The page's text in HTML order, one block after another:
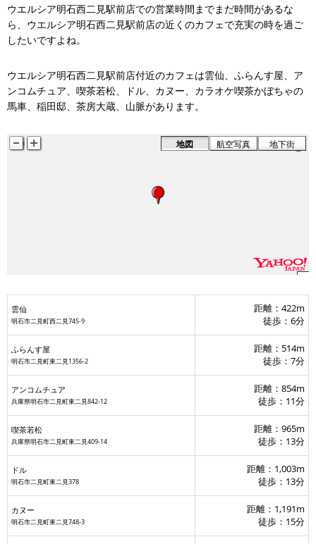
ウエルシア明石西二見駅前店での営業時間までまだ時間があるな
ら、ウエルシア明石西二見駅前店の近くのカフェで充実の時を過ご
したいですよね。
ウエルシア明石西二見駅前店付近のカフェは雲仙、ふらんす屋、ア
ンコムチュア、喫茶若松、ドル、カヌー、カラオケ喫茶かぼちゃの
馬車、稲田邸、茶房大蔵、山脈があります。
地図 航空写真 地下街
雲仙
明石市二見町西二見745-9
距離：422m
徒歩：6分
ふらんす屋
明石市二見町東二見1356-2
距離：514m
徒歩：7分
アンコムチュア
兵庫県明石市二見町東二見842-12
距離：854m
徒歩：11分
喫茶若松
兵庫県明石市二見町東二見409-14
距離：965m
徒歩：13分
ドル
明石市二見町東二見378
距離：1,003m
徒歩：13分
カヌー
明石市二見町東二見748-3
距離：1,191m
徒歩：15分